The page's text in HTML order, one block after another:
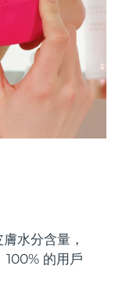
水分含量，
100% 的用戶
送達日期 8/11/26
送達日期 8/12/26
計送達日期 8/11/26
8/11/26
送達日期 8/15/26